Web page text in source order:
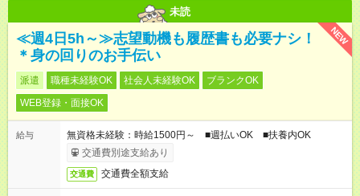
未読
NEW
≪週4日5h～≫志望動機も履歴書も必要ナシ！
＊身の回りのお手伝い
派遣 職種未経験OK 社会人未経験OK
ブランクOK
WEB登録・面接OK
給与
無資格未経験：時給1500円～ ■週払いOK ■扶養内OK
交通費別途支給あり
交通費 交通費全額支給